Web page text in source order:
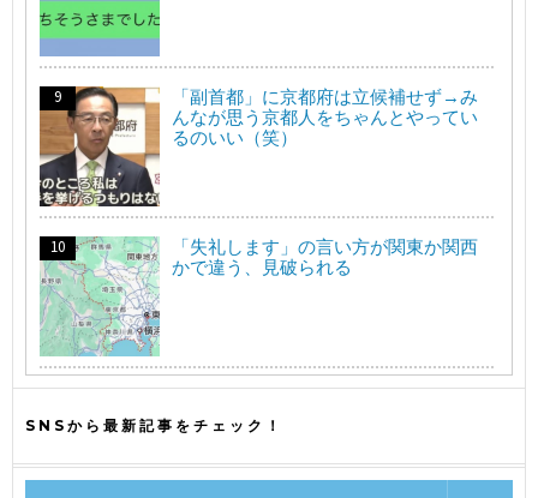
「副首都」に京都府は立候補せず→み
んなが思う京都人をちゃんとやってい
るのいい（笑）
「失礼します」の言い方が関東か関西
かで違う、見破られる
SNSから最新記事をチェック！